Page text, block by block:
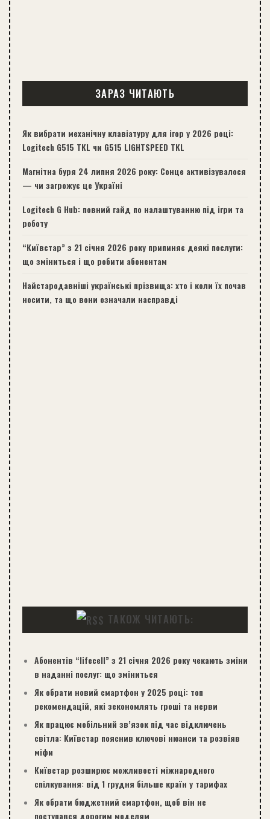
ЗАРАЗ ЧИТАЮТЬ
Як вибрати механічну клавіатуру для ігор у 2026 році:
Logitech G515 TKL чи G515 LIGHTSPEED TKL
Магнітна буря 24 липня 2026 року: Сонце активізувалося
— чи загрожує це Україні
Logitech G Hub: повний гайд по налаштуванню під ігри та
роботу
“Київстар” з 21 січня 2026 року припиняє деякі послуги:
що зміниться і що робити абонентам
Найстародавніші українські прізвища: хто і коли їх почав
носити, та що вони означали насправді
ТАКОЖ ЧИТАЮТЬ:
Абонентів “lifecell” з 21 січня 2026 року чекають зміни
в наданні послуг: що зміниться
Як обрати новий смартфон у 2025 році: топ
рекомендацій, які зекономлять гроші та нерви
Як працює мобільний зв’язок під час відключень
світла: Київстар пояснив ключові нюанси та розвіяв
міфи
Київстар розширює можливості міжнародного
спілкування: від 1 грудня більше країн у тарифах
Як обрати бюджетний смартфон, щоб він не
поступався дорогим моделям